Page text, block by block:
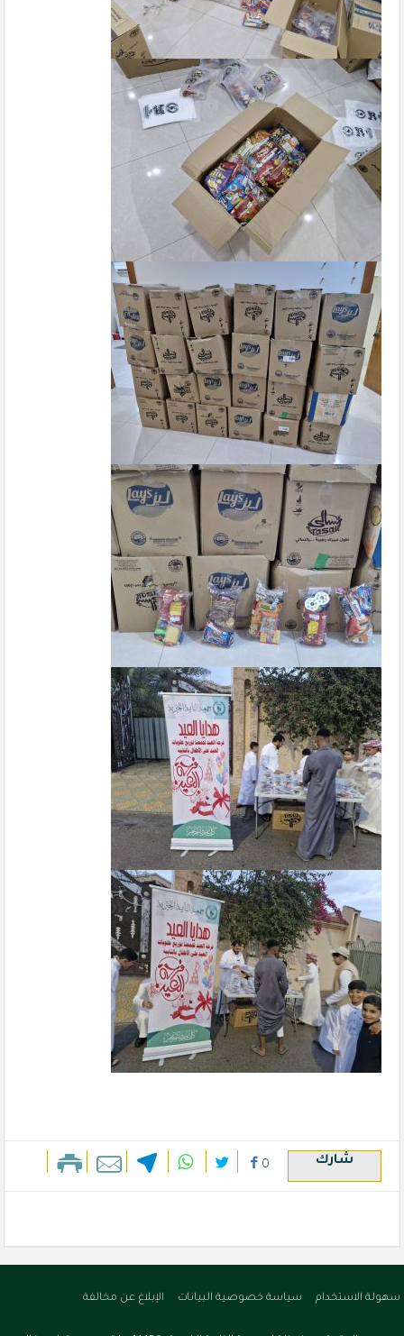
شارك 0
سهولة الاستخدام سياسة خصوصية البيانات الإبلاغ عن مخالفة